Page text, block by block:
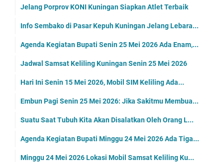
Jelang Porprov KONI Kuningan Siapkan Atlet Terbaik
Info Sembako di Pasar Kepuh Kuningan Jelang Lebara...
Agenda Kegiatan Bupati Senin 25 Mei 2026 Ada Enam,...
Jadwal Samsat Keliling Kuningan Senin 25 Mei 2026
Hari Ini Senin 15 Mei 2026, Mobil SIM Keliling Ada...
Embun Pagi Senin 25 Mei 2026: Jika Sakitmu Membua...
Suatu Saat Tubuh Kita Akan Disalatkan Oleh Orang L...
Agenda Kegiatan Bupati Minggu 24 Mei 2026 Ada Tiga...
Minggu 24 Mei 2026 Lokasi Mobil Samsat Keliling Ku...